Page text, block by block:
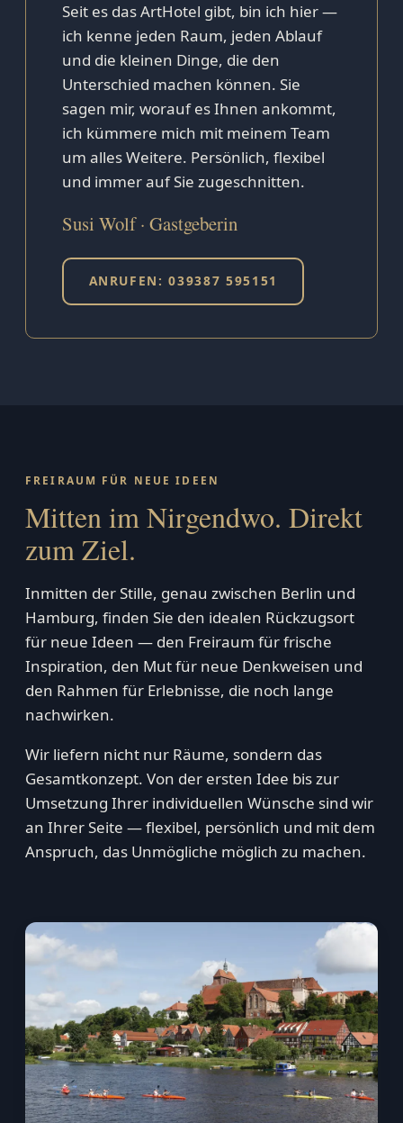
Seit es das ArtHotel gibt, bin ich hier —
ich kenne jeden Raum, jeden Ablauf
und die kleinen Dinge, die den
Unterschied machen können. Sie
sagen mir, worauf es Ihnen ankommt,
ich kümmere mich mit meinem Team
um alles Weitere. Persönlich, flexibel
und immer auf Sie zugeschnitten.
Susi Wolf · Gastgeberin
ANRUFEN: 039387 595151
FREIRAUM FÜR NEUE IDEEN
Mitten im Nirgendwo. Direkt
zum Ziel.
Inmitten der Stille, genau zwischen Berlin und
Hamburg, finden Sie den idealen Rückzugsort
für neue Ideen — den Freiraum für frische
Inspiration, den Mut für neue Denkweisen und
den Rahmen für Erlebnisse, die noch lange
nachwirken.
Wir liefern nicht nur Räume, sondern das
Gesamtkonzept. Von der ersten Idee bis zur
Umsetzung Ihrer individuellen Wünsche sind wir
an Ihrer Seite — flexibel, persönlich und mit dem
Anspruch, das Unmögliche möglich zu machen.